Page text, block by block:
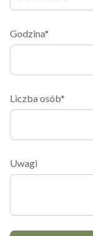
Godzina*
Liczba osób*
Uwagi